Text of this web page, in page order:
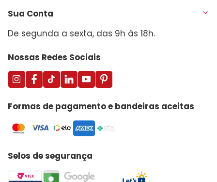
Sua Conta
De segunda a sexta, das 9h às 18h.
Nossas Redes Sociais
Formas de pagamento e bandeiras aceitas
Selos de segurança